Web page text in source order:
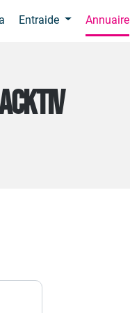
Entraide Annuaire